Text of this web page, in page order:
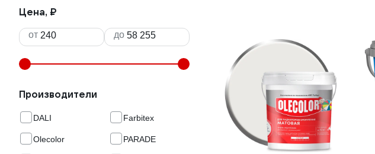
Цена, ₽
от до
Производители
DALI Farbitex
Olecolor PARADE